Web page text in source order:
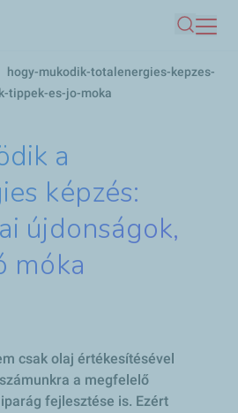
tartalomra
Keresés
hogy-mukodik-totalenergies-kepzes-
tippek-es-jo-moka
a
képzés:
újdonságok,
móka
csak olaj értékesítésével
a megfelelő
fejlesztése is. Ezért